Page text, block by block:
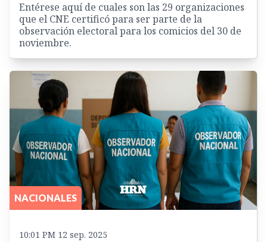
Entérese aquí de cuales son las 29 organizaciones
que el CNE certificó para ser parte de la
observación electoral para los comicios del 30 de
noviembre.
NACIONALES
10:01 PM 12 sep. 2025